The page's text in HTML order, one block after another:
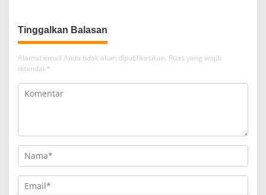
Tinggalkan Balasan
Alamat email Anda tidak akan dipublikasikan. Ruas yang wajib
ditandai *